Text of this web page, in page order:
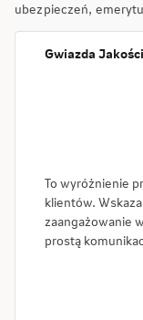
ubezpieczeń,
Gwiazda
To wyróżnienie
klientów.
zaangażowanie
prostą